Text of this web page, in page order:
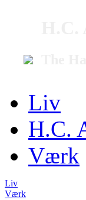
Liv
H.C.
Værk
Liv
Værk